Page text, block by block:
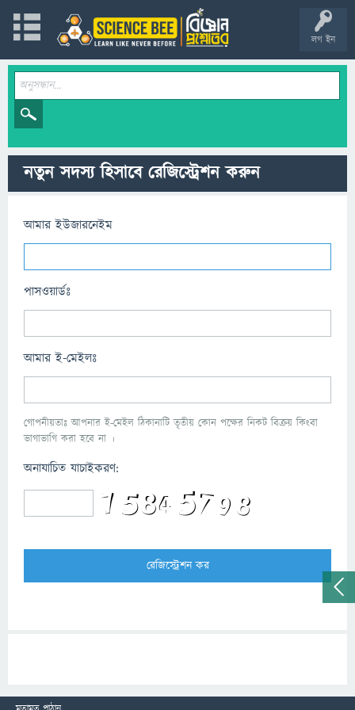
লগ ইন
নতুন সদস্য হিসাবে রেজিস্ট্রেশন করুন
আমার ইউজারনেইম
পাসওয়ার্ডঃ
আমার ই-মেইলঃ
গোপনীয়তাঃ আপনার ই-মেইল ঠিকানাটি তৃতীয় কোন পক্ষের নিকট বিক্রয় কিংবা
ভাগাভাগি করা হবে না ।
অনাযাচিত যাচাইকরণ: